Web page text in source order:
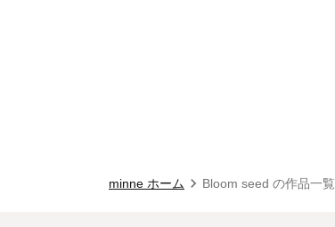
minne ホーム Bloom seed の作品一覧